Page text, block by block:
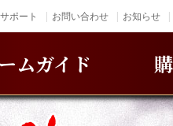
サポート お問い合わせ お知らせ
ムガイド